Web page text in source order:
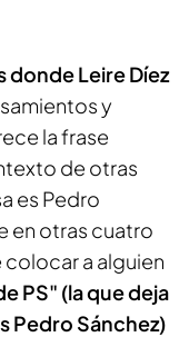
donde Leire Díez
y
la frase
de otras
es Pedro
en otras cuatro
colocar a alguien
PS" (la que deja
Pedro Sánchez)